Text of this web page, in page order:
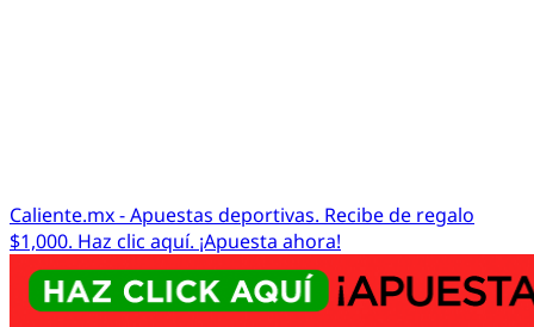
Caliente.mx - Apuestas deportivas. Recibe de regalo
$1,000. Haz clic aquí. ¡Apuesta ahora!